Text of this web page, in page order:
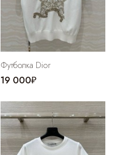
Футболка Dior
19 000₽